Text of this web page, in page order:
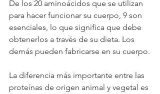
De los 20 aminoácidos que se utilizan
para hacer funcionar su cuerpo, 9 son
esenciales, lo que significa que debe
obtenerlos a través de su dieta. Los
demás pueden fabricarse en su cuerpo.
La diferencia más importante entre las
proteínas de origen animal y vegetal es